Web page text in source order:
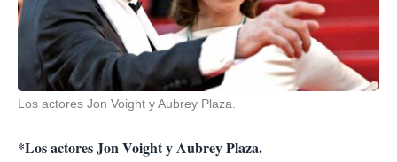
Los actores Jon Voight y Aubrey Plaza.
*Los actores Jon Voight y Aubrey Plaza.